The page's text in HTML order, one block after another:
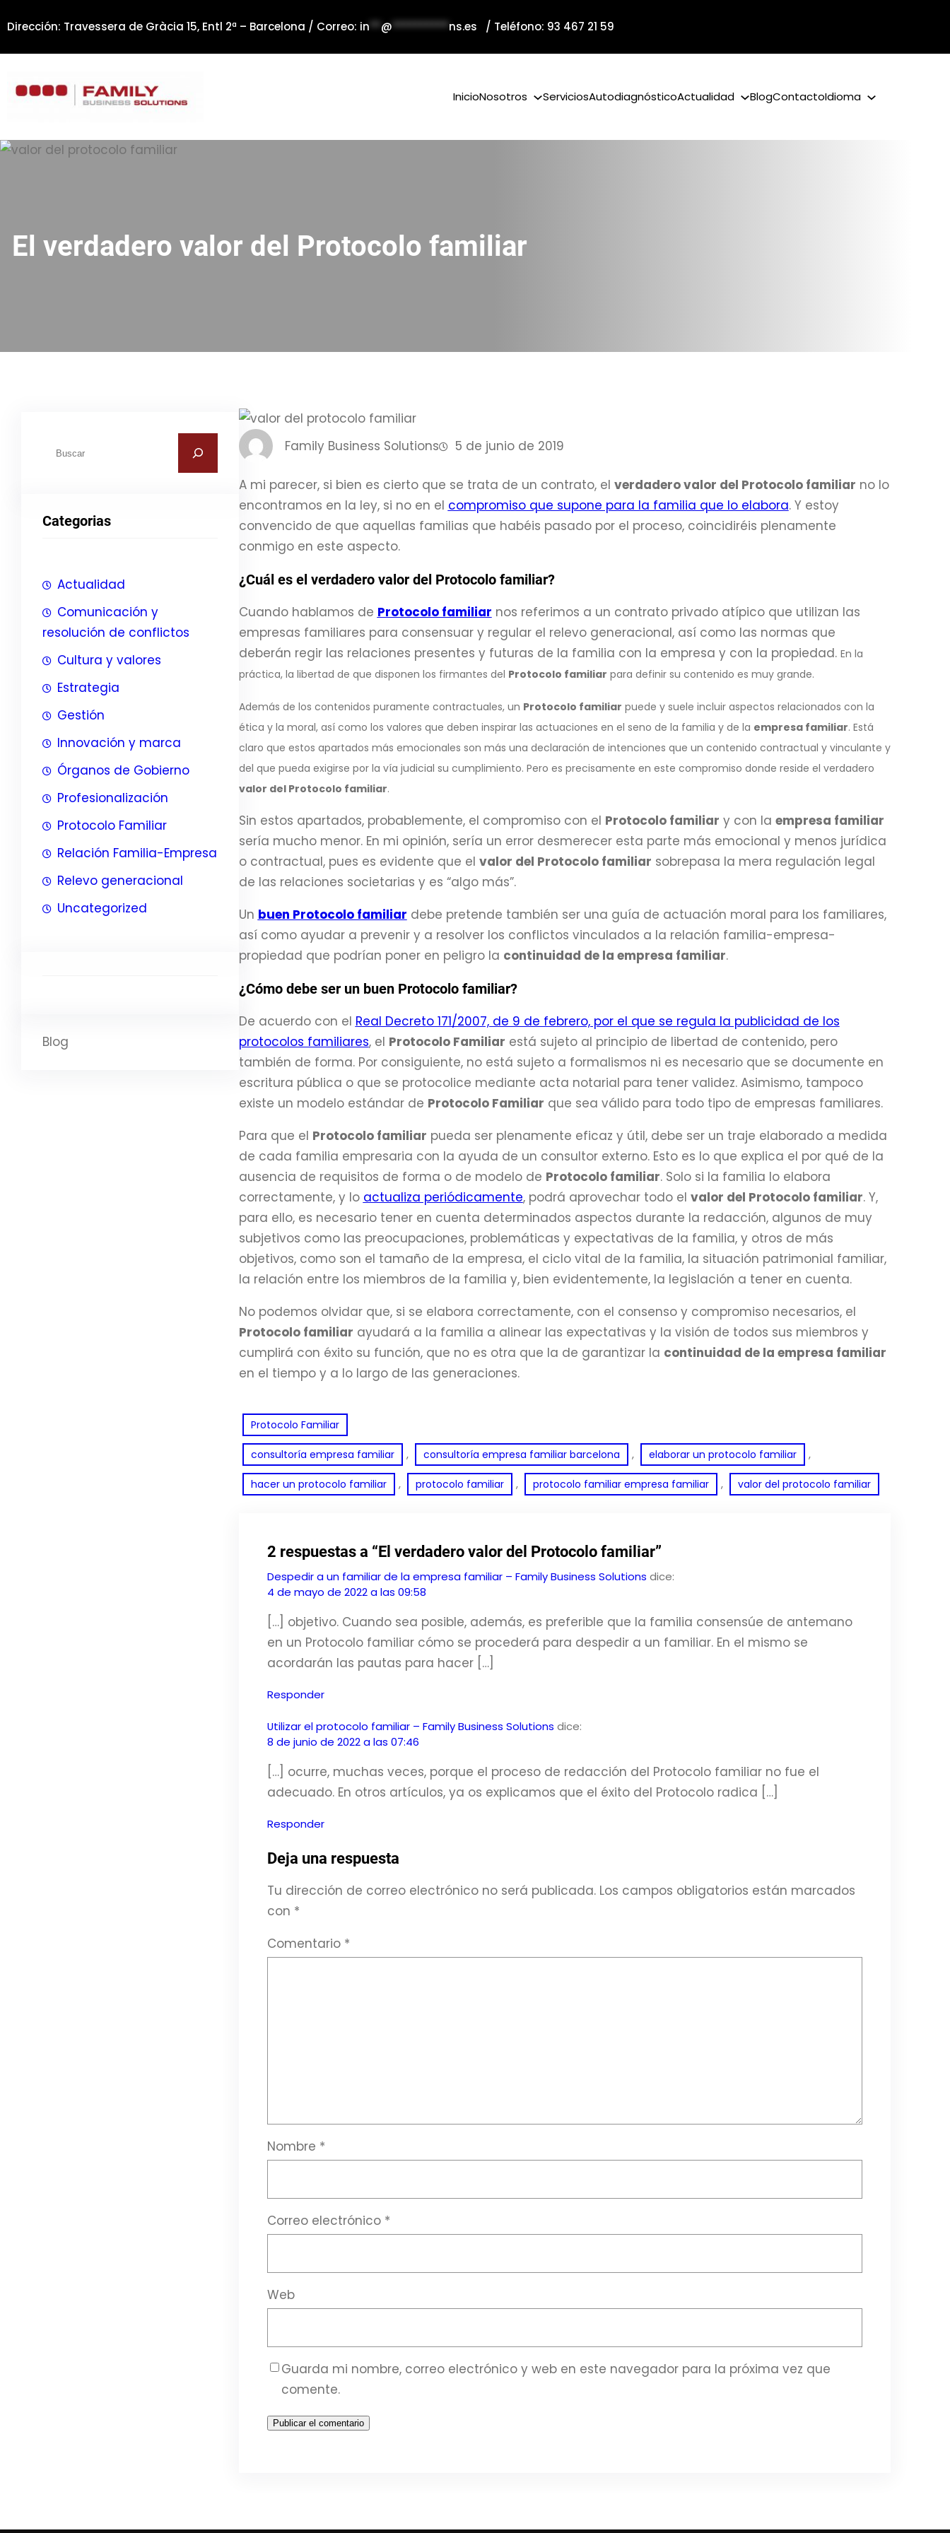
al
contenido
Dirección: Travessera de Gràcia 15, Entl 2ª – Barcelona / Correo: in**@**********ns.es / Teléfono: 93 467 21 59
InicioNosotros ServiciosAutodiagnósticoActualidad BlogContactoIdioma
El verdadero valor del Protocolo familiar
a
Categorias
Actualidad
Comunicación y
resolución de conflictos
Cultura y valores
Estrategia
Gestión
Innovación y marca
Órganos de Gobierno
Profesionalización
Protocolo Familiar
Relación Familia-Empresa
Relevo generacional
Uncategorized
Blog
Family Business Solutions 5 de junio de 2019
A mi parecer, si bien es cierto que se trata de un contrato, el verdadero valor del Protocolo familiar no lo
encontramos en la ley, si no en el compromiso que supone para la familia que lo elabora. Y estoy
convencido de que aquellas familias que habéis pasado por el proceso, coincidiréis plenamente
conmigo en este aspecto.
¿Cuál es el verdadero valor del Protocolo familiar?
Cuando hablamos de Protocolo familiar nos referimos a un contrato privado atípico que utilizan las
empresas familiares para consensuar y regular el relevo generacional, así como las normas que
deberán regir las relaciones presentes y futuras de la familia con la empresa y con la propiedad. En la
práctica, la libertad de que disponen los firmantes del Protocolo familiar para definir su contenido es muy grande.
Además de los contenidos puramente contractuales, un Protocolo familiar puede y suele incluir aspectos relacionados con la
ética y la moral, así como los valores que deben inspirar las actuaciones en el seno de la familia y de la empresa familiar. Está
claro que estos apartados más emocionales son más una declaración de intenciones que un contenido contractual y vinculante y
del que pueda exigirse por la vía judicial su cumplimiento. Pero es precisamente en este compromiso donde reside el verdadero
valor del Protocolo familiar.
Sin estos apartados, probablemente, el compromiso con el Protocolo familiar y con la empresa familiar
sería mucho menor. En mi opinión, sería un error desmerecer esta parte más emocional y menos jurídica
o contractual, pues es evidente que el valor del Protocolo familiar sobrepasa la mera regulación legal
de las relaciones societarias y es “algo más”.
Un buen Protocolo familiar debe pretende también ser una guía de actuación moral para los familiares,
así como ayudar a prevenir y a resolver los conflictos vinculados a la relación familia-empresa-
propiedad que podrían poner en peligro la continuidad de la empresa familiar.
¿Cómo debe ser un buen Protocolo familiar?
De acuerdo con el Real Decreto 171/2007, de 9 de febrero, por el que se regula la publicidad de los
protocolos familiares, el Protocolo Familiar está sujeto al principio de libertad de contenido, pero
también de forma. Por consiguiente, no está sujeto a formalismos ni es necesario que se documente en
escritura pública o que se protocolice mediante acta notarial para tener validez. Asimismo, tampoco
existe un modelo estándar de Protocolo Familiar que sea válido para todo tipo de empresas familiares.
Para que el Protocolo familiar pueda ser plenamente eficaz y útil, debe ser un traje elaborado a medida
de cada familia empresaria con la ayuda de un consultor externo. Esto es lo que explica el por qué de la
ausencia de requisitos de forma o de modelo de Protocolo familiar. Solo si la familia lo elabora
correctamente, y lo actualiza periódicamente, podrá aprovechar todo el valor del Protocolo familiar. Y,
para ello, es necesario tener en cuenta determinados aspectos durante la redacción, algunos de muy
subjetivos como las preocupaciones, problemáticas y expectativas de la familia, y otros de más
objetivos, como son el tamaño de la empresa, el ciclo vital de la familia, la situación patrimonial familiar,
la relación entre los miembros de la familia y, bien evidentemente, la legislación a tener en cuenta.
No podemos olvidar que, si se elabora correctamente, con el consenso y compromiso necesarios, el
Protocolo familiar ayudará a la familia a alinear las expectativas y la visión de todos sus miembros y
cumplirá con éxito su función, que no es otra que la de garantizar la continuidad de la empresa familiar
en el tiempo y a lo largo de las generaciones.
Protocolo Familiar
consultoría empresa familiar , consultoría empresa familiar barcelona , elaborar un protocolo familiar ,
hacer un protocolo familiar , protocolo familiar , protocolo familiar empresa familiar , valor del protocolo familiar
2 respuestas a “El verdadero valor del Protocolo familiar”
Despedir a un familiar de la empresa familiar – Family Business Solutions dice:
4 de mayo de 2022 a las 09:58
[…] objetivo. Cuando sea posible, además, es preferible que la familia consensúe de antemano
en un Protocolo familiar cómo se procederá para despedir a un familiar. En el mismo se
acordarán las pautas para hacer […]
Responder
Utilizar el protocolo familiar – Family Business Solutions dice:
8 de junio de 2022 a las 07:46
[…] ocurre, muchas veces, porque el proceso de redacción del Protocolo familiar no fue el
adecuado. En otros artículos, ya os explicamos que el éxito del Protocolo radica […]
Responder
Deja una respuesta
Tu dirección de correo electrónico no será publicada. Los campos obligatorios están marcados
con *
Comentario *
Nombre *
Correo electrónico *
Web
Guarda mi nombre, correo electrónico y web en este navegador para la próxima vez que
comente.